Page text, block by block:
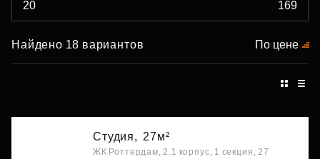
Найдено 18 вариантов По цене
Студия, 27м²
ЖК Роттердам, 2.1 корпус, 1 секция, 27